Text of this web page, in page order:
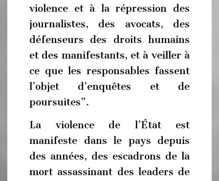
violence et à la répression des
journalistes, des avocats, des
défenseurs des droits humains
et des manifestants, et à veiller à
ce que les responsables fassent
l’objet d’enquêtes et de
poursuites”.
La violence de l’État est
manifeste dans le pays depuis
des années, des escadrons de la
mort assassinant des leaders de